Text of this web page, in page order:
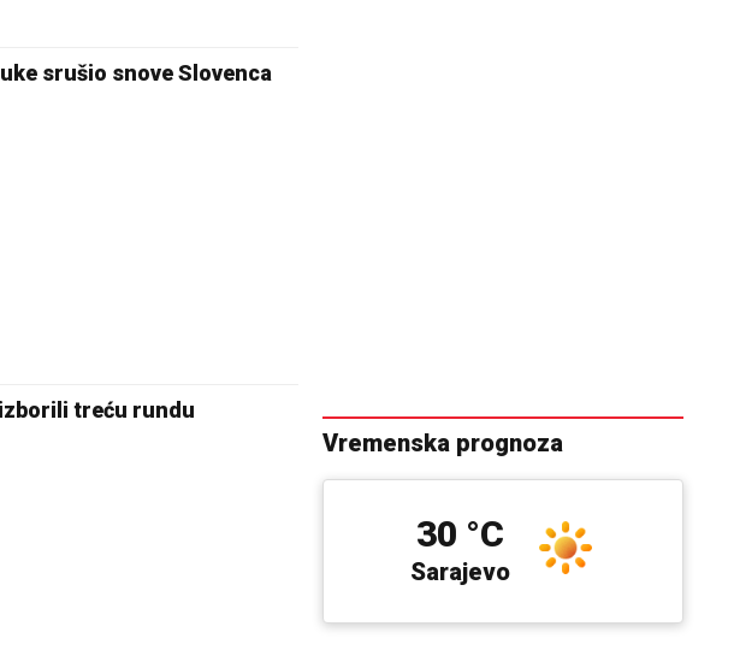
srušio snove Slovenca
treću rundu
Vremenska prognoza
Sarajevo
30 °C